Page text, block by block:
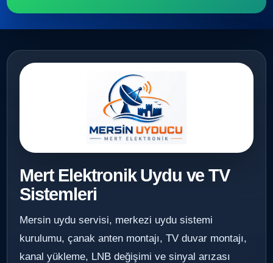
Mert Elektronik Uydu ve TV
Sistemleri
Mersin uydu servisi, merkezi uydu sistemi
kurulumu, çanak anten montajı, TV duvar montajı,
kanal yükleme, LNB değişimi ve sinyal arızası